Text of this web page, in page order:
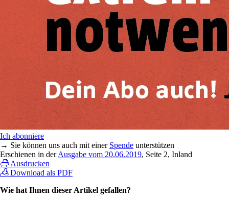
Ich abonniere
→ Sie können uns auch mit einer Spende unterstützen
Erschienen in derAusgabe vom 20.06.2019, Seite 2, Inland
Ausdrucken
Download als PDF
Wie hat Ihnen dieser Artikel gefallen?